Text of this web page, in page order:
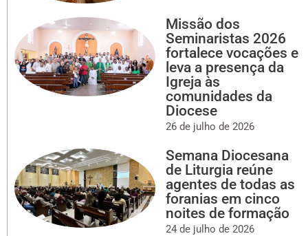
Missão dos
Seminaristas 2026
fortalece vocações e
leva a presença da
Igreja às
comunidades da
Diocese
26 de julho de 2026
Semana Diocesana
de Liturgia reúne
agentes de todas as
foranias em cinco
noites de formação
24 de julho de 2026